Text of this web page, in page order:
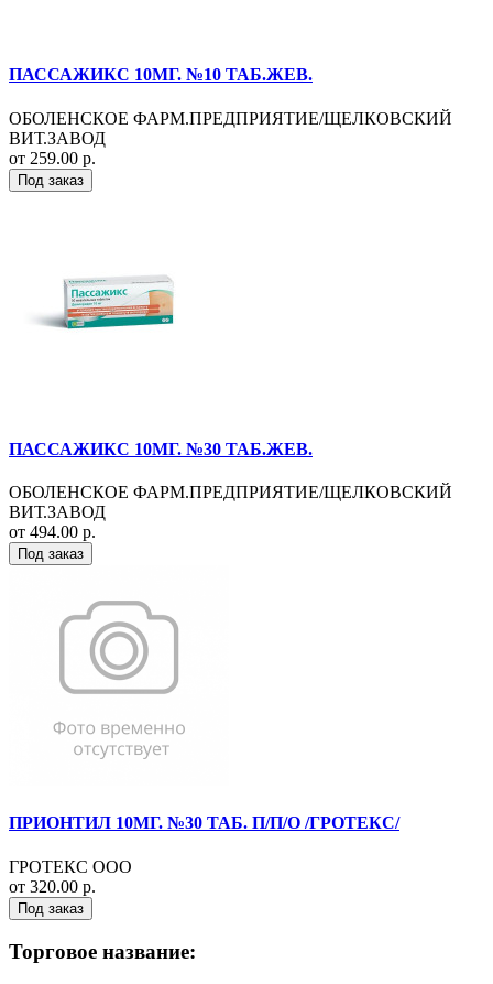
ПАССАЖИКС 10МГ. №10 ТАБ.ЖЕВ.
ОБОЛЕНСКОЕ ФАРМ.ПРЕДПРИЯТИЕ/ЩЕЛКОВСКИЙ
ВИТ.ЗАВОД
от 259.00 р.
Под заказ
ПАССАЖИКС 10МГ. №30 ТАБ.ЖЕВ.
ОБОЛЕНСКОЕ ФАРМ.ПРЕДПРИЯТИЕ/ЩЕЛКОВСКИЙ
ВИТ.ЗАВОД
от 494.00 р.
Под заказ
ПРИОНТИЛ 10МГ. №30 ТАБ. П/П/О /ГРОТЕКС/
ГРОТЕКС ООО
от 320.00 р.
Под заказ
Торговое название: